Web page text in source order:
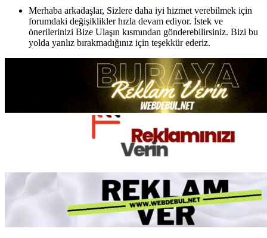
Merhaba arkadaşlar, Sizlere daha iyi hizmet verebilmek için
forumdaki değişiklikler hızla devam ediyor. İstek ve
önerilerinizi Bize Ulaşın kısmından gönderebilirsiniz. Bizi bu
yolda yanlız bırakmadığınız için teşekkür ederiz.